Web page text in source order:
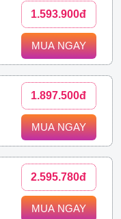
1.593.900đ
MUA NGAY
1.897.500đ
MUA NGAY
2.595.780đ
MUA NGAY